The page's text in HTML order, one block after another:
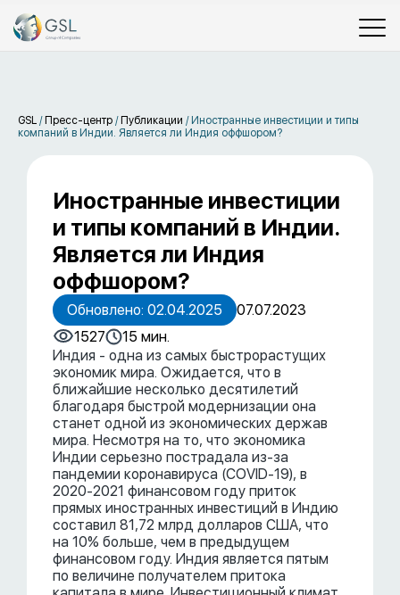
GSL / Пресс-центр / Публикации / Иностранные инвестиции и типы
компаний в Индии. Является ли Индия оффшором?
Иностранные инвестиции
и типы компаний в Индии.
Является ли Индия
оффшором?
Обновлено: 02.04.2025
07.07.2023
1527
15 мин.
Индия - одна из самых быстрорастущих
экономик мира. Ожидается, что в
ближайшие несколько десятилетий
благодаря быстрой модернизации она
станет одной из экономических держав
мира. Несмотря на то, что экономика
Индии серьезно пострадала из-за
пандемии коронавируса (COVID-19), в
2020-2021 финансовом году приток
прямых иностранных инвестиций в Индию
составил 81,72 млрд долларов США, что
на 10% больше, чем в предыдущем
финансовом году. Индия является пятым
по величине получателем притока